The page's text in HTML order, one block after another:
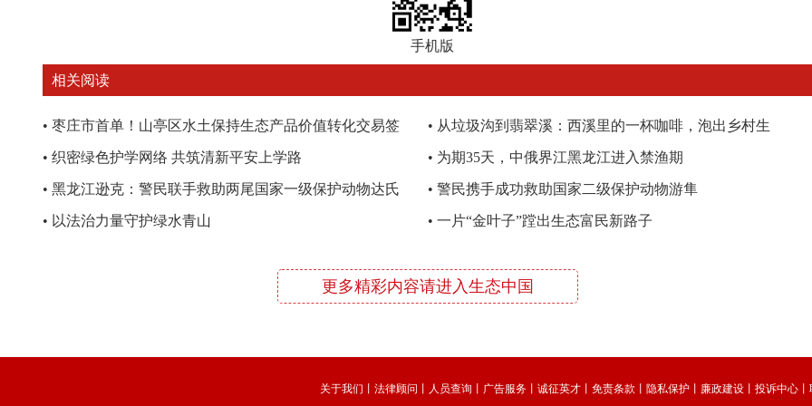
手机版
相关阅读
• 枣庄市首单！山亭区水土保持生态产品价值转化交易签
约仪式举行
• 从垃圾沟到翡翠溪：西溪里的一杯咖啡，泡出乡村生
态“清凉经济”
• 织密绿色护学网络 共筑清新平安上学路 • 为期35天，中俄界江黑龙江进入禁渔期
• 黑龙江逊克：警民联手救助两尾国家一级保护动物达氏
鳇
• 警民携手成功救助国家二级保护动物游隼
• 以法治力量守护绿水青山 • 一片“金叶子”蹚出生态富民新路子
更多精彩内容请进入生态中国
关于我们 法律顾问 人员查询 广告服务丨 诚征英才丨 免责条款 隐私保护丨 廉政建设丨 投诉中心丨